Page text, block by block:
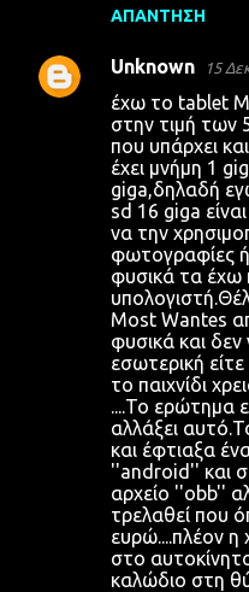
ΑΠΆΝΤΗΣΗ
Unknown 15
έχω το tablet
στην τιμή των
που υπάρχει
έχει μνήμη 1
giga,δηλαδή
sd 16 giga
να την
φωτογραφίες
φυσικά τα έχω
Most Wantes
φυσικά και δεν
εσωτερική
το παιχνίδι
....Το ερώτημα
αλλάξει
και έφτιαξα
''android'' και
αρχείο ''obb''
τρελαθεί που
ευρώ....πλέον η
στο
καλώδιο στη